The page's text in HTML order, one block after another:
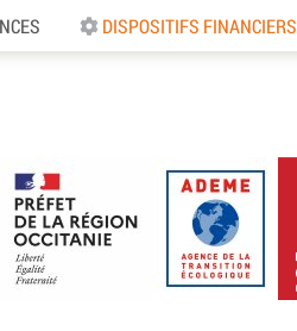
DISPOSITIFS FINANCIERS